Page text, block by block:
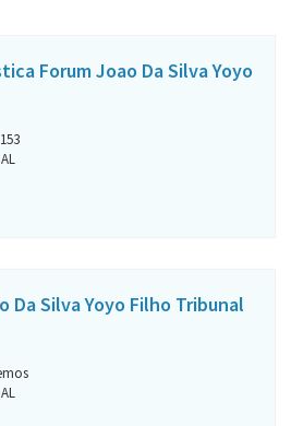
Forum Joao Da Silva Yoyo
Da Silva Yoyo Filho Tribunal